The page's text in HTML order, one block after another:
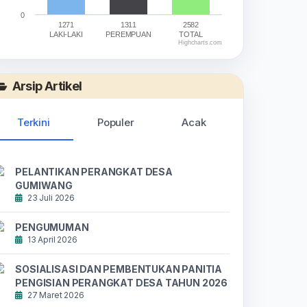
1271
LAKI-LAKI
1311
PEREMPUAN
2582
TOTAL
0
Highcharts.com
Arsip Artikel
Terkini Populer Acak
PELANTIKAN PERANGKAT DESA
GUMIWANG
23 Juli 2026
PENGUMUMAN
13 April 2026
SOSIALISASI DAN PEMBENTUKAN PANITIA
PENGISIAN PERANGKAT DESA TAHUN 2026
27 Maret 2026